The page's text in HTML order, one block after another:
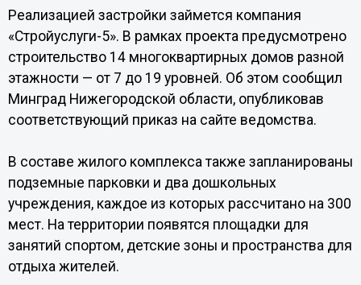
Реализацией застройки займется компания
«Стройуслуги-5». В рамках проекта предусмотрено
строительство 14 многоквартирных домов разной
этажности — от 7 до 19 уровней. Об этом сообщил
Минград Нижегородской области, опубликовав
соответствующий приказ на сайте ведомства.
В составе жилого комплекса также запланированы
подземные парковки и два дошкольных
учреждения, каждое из которых рассчитано на 300
мест. На территории появятся площадки для
занятий спортом, детские зоны и пространства для
отдыха жителей.